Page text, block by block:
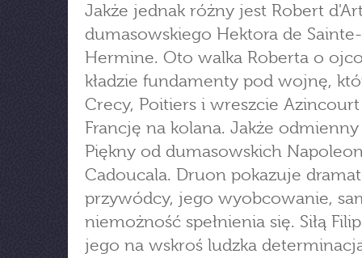
Jakże jednak różny jest Robert
dumasowskiego Hektora de Sainte-
Hermine. Oto walka Roberta o
kładzie fundamenty pod wojnę,
Crecy, Poitiers i wreszcie
Francję na kolana. Jakże
Piękny od dumasowskich
Cadoucala. Druon pokazuje dramat
przywódcy, jego wyobcowanie,
niemożność spełnienia się. Siłą
jego na wskroś ludzka